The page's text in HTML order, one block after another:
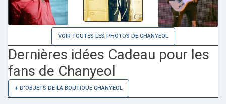
VOIR TOUTES LES PHOTOS DE CHANYEOL
Dernières idées Cadeau pour les
fans de Chanyeol
+ D'OBJETS DE LA BOUTIQUE CHANYEOL